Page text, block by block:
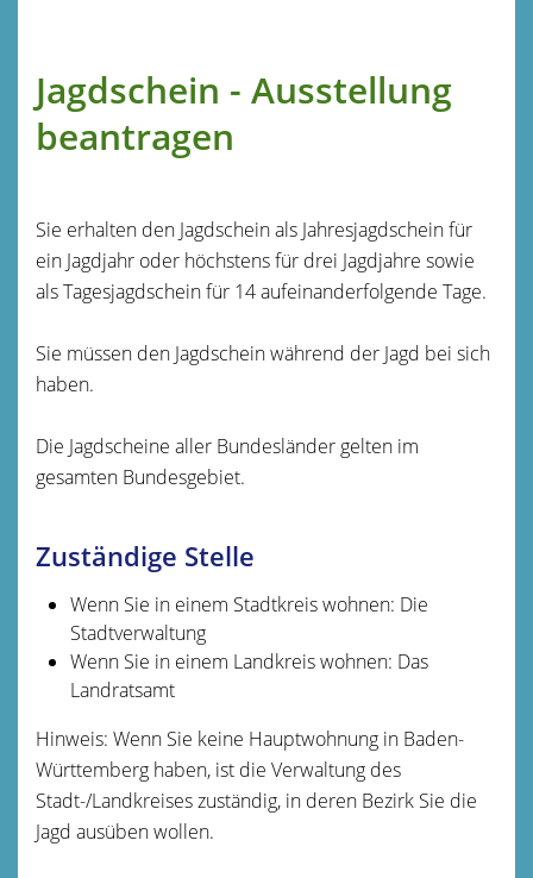
Jagdschein - Ausstellung
beantragen
Sie erhalten den Jagdschein als Jahresjagdschein für
ein Jagdjahr oder höchstens für drei Jagdjahre sowie
als Tagesjagdschein für 14 aufeinanderfolgende Tage.
Sie müssen den Jagdschein während der Jagd bei sich
haben.
Die Jagdscheine aller Bundesländer gelten im
gesamten Bundesgebiet.
Zuständige Stelle
Wenn Sie in einem Stadtkreis wohnen: Die
Stadtverwaltung
Wenn Sie in einem Landkreis wohnen: Das
Landratsamt
Hinweis: Wenn Sie keine Hauptwohnung in Baden-
Württemberg haben, ist die Verwaltung des
Stadt-/Landkreises zuständig, in deren Bezirk Sie die
Jagd ausüben wollen.